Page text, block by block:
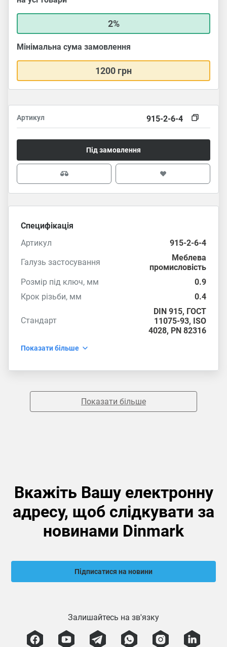
2%
Мінімальна сума замовлення
1200 грн
Артикул 915-2-6-4
Під замовлення
Специфікація
Артикул
915-2-6-4
Галузь застосування
Меблева
промисловість
Розмір під ключ, мм
0.9
Крок різьби, мм
0.4
Стандарт
DIN 915, ГОСТ
11075-93, ISO
4028, PN 82316
Показати більше
Показати більше
Вкажіть Вашу електронну
адресу, щоб слідкувати за
новинами Dinmark
Підписатися на новини
Залишайтесь на зв'язку